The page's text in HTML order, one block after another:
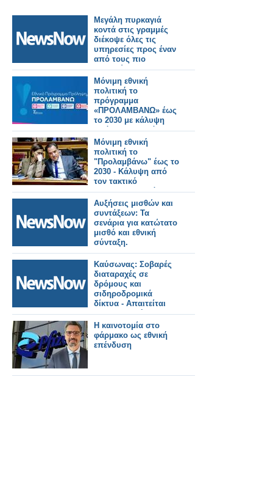
Μεγάλη πυρκαγιά
κοντά στις γραμμές
διέκοψε όλες τις
υπηρεσίες προς έναν
από τους πιο
πολυσύχναστους
σιδηροδρομικούς
σταθμούς του
Λονδίνου.
Μόνιμη εθνική
πολιτική το
πρόγραμμα
«ΠΡΟΛΑΜΒΑΝΩ» έως
το 2030 με κάλυψη
από τον Τακτικό
Προϋπολογισμό
Μόνιμη εθνική
πολιτική το
"Προλαμβάνω" έως το
2030 - Κάλυψη από
τον τακτικό
προϋπολογισμό
Αυξήσεις μισθών και
συντάξεων: Τα
σενάρια για κατώτατο
μισθό και εθνική
σύνταξη.
Καύσωνας: Σοβαρές
διαταραχές σε
δρόμους και
σιδηροδρομικά
δίκτυα - Απαιτείται
προσαρμογή στην
κλιματική αλλαγή.
Η καινοτομία στο
φάρμακο ως εθνική
επένδυση